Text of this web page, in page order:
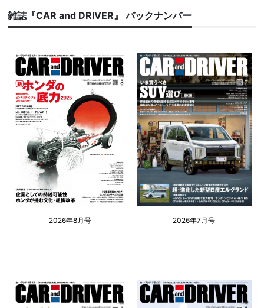
雑誌『CAR and DRIVER』 バックナンバー
2026年8月号 2026年7月号